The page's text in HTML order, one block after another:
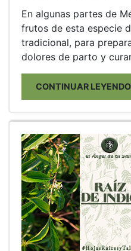
En algunas partes de
frutos de esta especie
tradicional, para
dolores de parto y
CONTINUAR LEYENDO